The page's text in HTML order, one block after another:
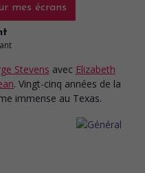
mes écrans
Stevens avec Elizabeth
. Vingt-cinq années de la
immense au Texas.